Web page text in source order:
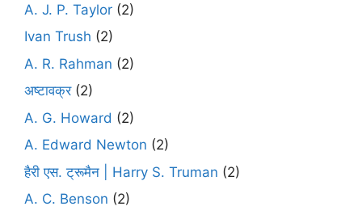
A. J. P. Taylor (2)
Ivan Trush (2)
A. R. Rahman (2)
अष्टावक्र(2)
A. G. Howard (2)
A. Edward Newton (2)
हैरी एस. ट्रूमैन | Harry S. Truman (2)
A. C. Benson (2)